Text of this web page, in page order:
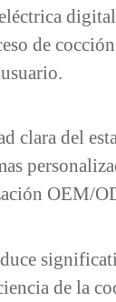
de
clara del
OEM/
de la